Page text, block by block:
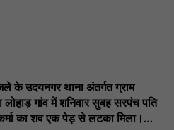
को आवश्यक दिशा-निर्देश दिया
स्थल का निरीक्षण कर अधिकारियों को
के उदयनगर थाना अंतर्गत ग्राम
लोहाड़ गांव में शनिवार सुबह सरपंच पति
का शव एक पेड़ से लटका मिला।